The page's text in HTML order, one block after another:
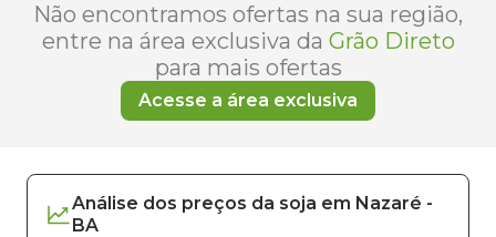
Não encontramos ofertas na sua região,
entre na área exclusiva da Grão Direto
para mais ofertas
Acesse a área exclusiva
Análise dos preços da soja em Nazaré -
BA